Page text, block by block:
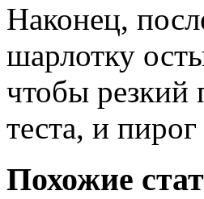
Наконец,
шарлотку
чтобы резкий
теста, и
Похожие